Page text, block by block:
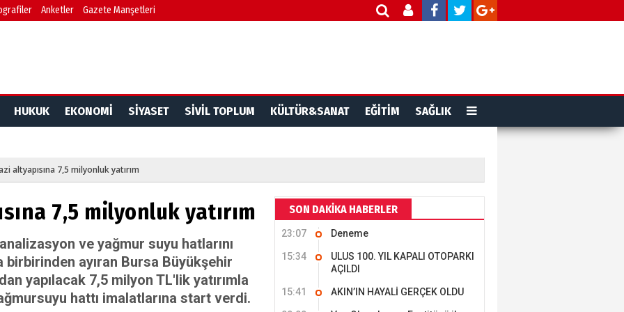
Anketler Gazete Manşetleri
HUKUK EKONOMİ SİYASET SİVİL TOPLUM KÜLTÜR&SANAT EĞİTİM SAĞLIK
altyapısına 7,5 milyonluk yatırım
7,5 milyonluk yatırım
ve yağmur suyu hatlarını
ayıran Bursa Büyükşehir
yapılacak 7,5 milyon TL'lik yatırımla
hattı imalatlarına start verdi.
SON DAKİKA HABERLER
23:07 Deneme
15:34
ULUS 100. YIL KAPALI OTOPARKI
AÇILDI
15:41 AKIN’IN HAYALİ GERÇEK OLDU